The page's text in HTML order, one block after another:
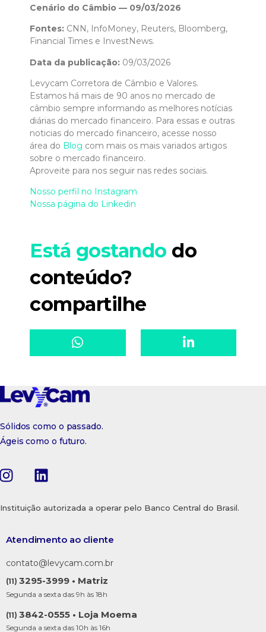
Cenário do Câmbio — 09/03/2026
Fontes: CNN, InfoMoney, Reuters, Bloomberg,
Financial Times e InvestNews.
Data da publicação: 09/03/2026
Levycam Corretora de Câmbio e Valores.
Estamos há mais de 90 anos no mercado de
câmbio sempre informando as melhores notícias
diárias do mercado financeiro. Para essas e outras
noticias do mercado financeiro, acesse nosso
área do Blog com mais os mais variados artigos
sobre o mercado financeiro.
Aproveite para nos seguir nas redes sociais.
Nosso perfil no Instagram
Nossa página do Linkedin
Está gostando do
conteúdo?
compartilhe
Sólidos como o passado.
Ágeis como o futuro.
Instituição autorizada a operar pelo Banco Central do Brasil.
Atendimento ao cliente
contato@levycam.com.br
(11) 3295-3999 • Matriz
Segunda a sexta das 9h às 18h
(11) 3842-0555 • Loja Moema
Segunda a sexta das 10h às 16h